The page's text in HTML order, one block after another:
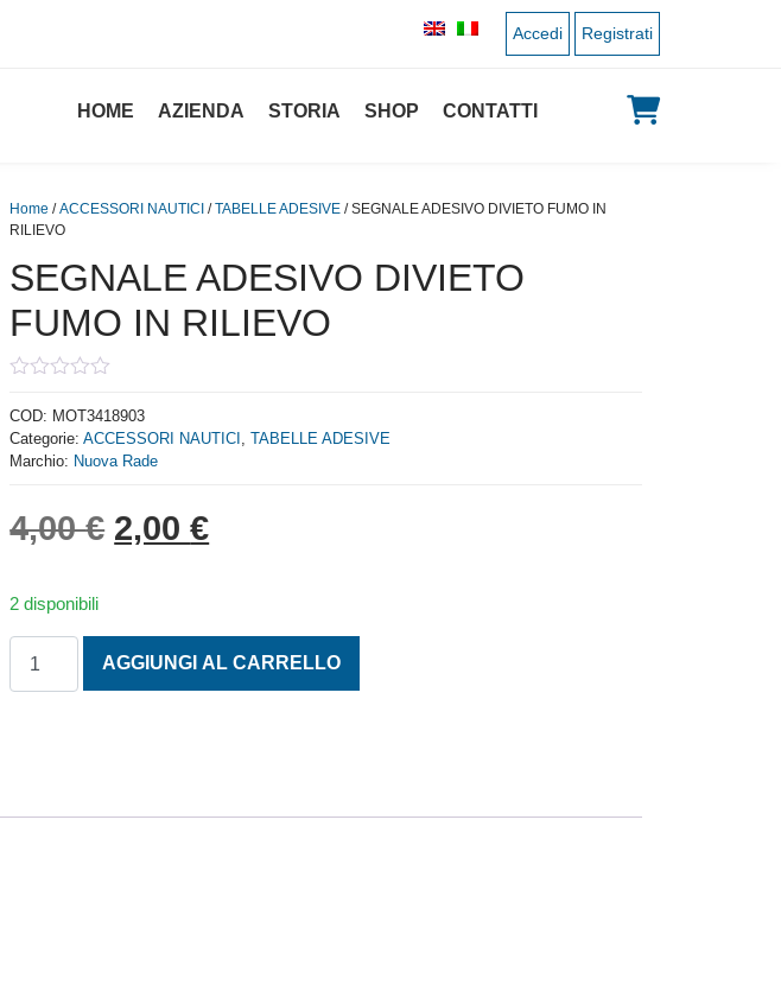
Accedi Registrati
HOME AZIENDA STORIA SHOP CONTATTI
Home /ACCESSORI NAUTICI /TABELLE ADESIVE / SEGNALE ADESIVO DIVIETO FUMO IN
RILIEVO
SEGNALE ADESIVO DIVIETO
FUMO IN RILIEVO
out
of
5
COD: MOT3418903
Categorie:ACCESSORI NAUTICI ,TABELLE ADESIVE
Marchio: Nuova Rade
4,00€ Il prezzo originale era: 4,00 €.
2,00€Il prezzo attuale è: 2,00 €.
2 disponibili
AGGIUNGI AL CARRELLO